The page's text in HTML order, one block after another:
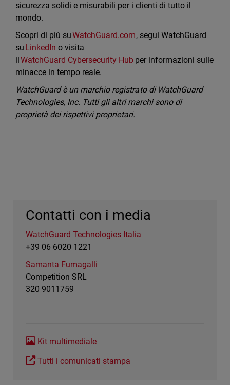
sicurezza solidi e misurabili per i clienti di tutto il
mondo.
Scopri di più suWatchGuard.com, segui WatchGuard
su LinkedIn o visita
ilWatchGuard Cybersecurity Hub per informazioni sulle
minacce in tempo reale.
WatchGuard è un marchio registrato di WatchGuard
Technologies, Inc. Tutti gli altri marchi sono di
proprietà dei rispettivi proprietari.
Contatti con i media
WatchGuard Technologies Italia
+39 06 6020 1221
Samanta Fumagalli
Competition SRL
320 9011759
Kit multimediale
Tutti i comunicati stampa